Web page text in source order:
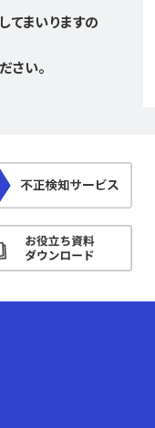
てまいりますの
さい。